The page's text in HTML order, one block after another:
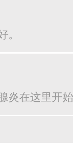
。
炎在这里开